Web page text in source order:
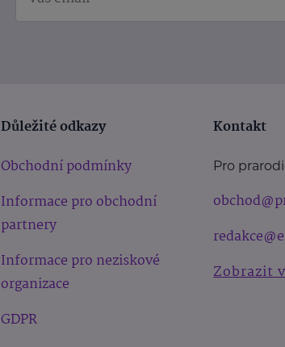
Důležité odkazy
Obchodní podmínky
Informace pro obchodní
partnery
Informace pro neziskové
organizace
GDPR
Kontakt
Pro
Zobrazit